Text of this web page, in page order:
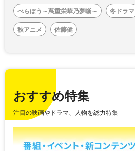
べらぼう～蔦重栄華乃夢噺～
冬ドラマ
秋アニメ
佐藤健
おすすめ特集
注目の映画やドラマ、人物を総力特集